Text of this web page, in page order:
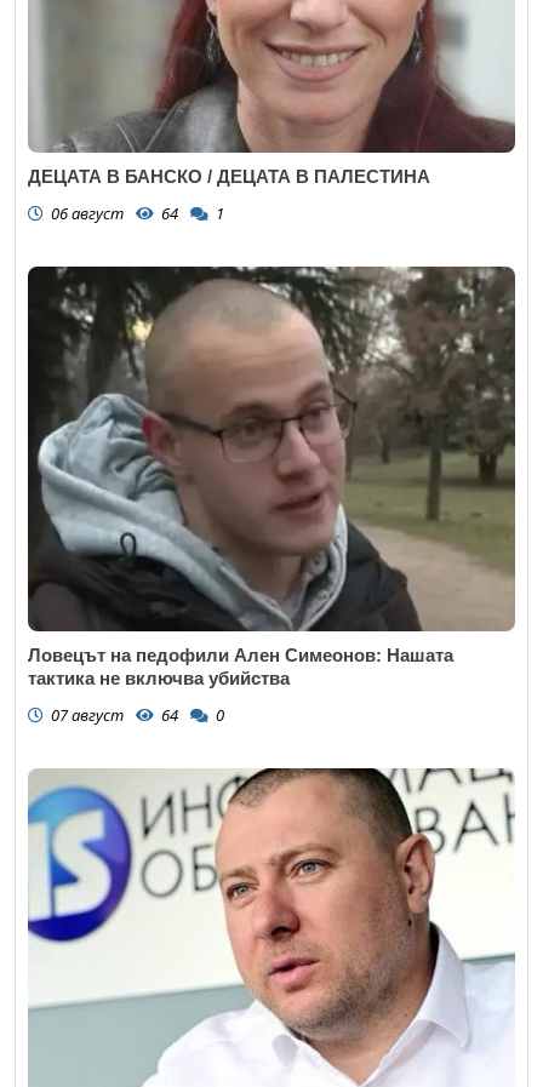
ДЕЦАТА В БАНСКО / ДЕЦАТА В ПАЛЕСТИНА
06 август 64 1
Ловецът на педофили Ален Симеонов: Нашата
тактика не включва убийства
07 август 64 0